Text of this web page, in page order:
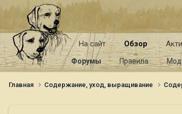
На сайт Обзор
Форумы Правила
Главная Содержание, уход, выращивание